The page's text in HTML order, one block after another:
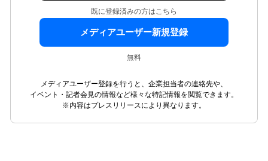
既に登録済みの方はこちら
メディアユーザー新規登録
無料
メディアユーザー登録を行うと、企業担当者の連絡先や、
イベント・記者会見の情報など様々な特記情報を閲覧できます。
※内容はプレスリリースにより異なります。